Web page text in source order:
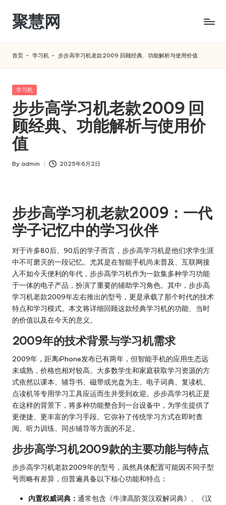
Skip
content
聚慧网
首页 - 学习机 - 步步高学习机老款2009 回顾经典、功能解析与使用价值
Posted
学习机
步步高学习机老款2009 回
顾经典、功能解析与使用价
值
Posted
By admin 2025年6月2日
步步高学习机老款2009：一代
学子记忆中的学习伙伴
对于许多80后、90后的学子而言，步步高学习机是他们求学生涯
中不可磨灭的一段记忆。尤其是在智能手机尚未普及、互联网接
入不如今天便利的年代，步步高学习机作为一款集多种学习功能
于一体的电子产品，扮演了重要的辅助学习角色。其中，步步高
学习机老款2009年左右推出的型号，更是承载了那个时代的技术
特点和学习模式。本文将详细回顾这款经典学习机的功能、当时
的价值以及在今天的意义。
2009年的技术背景与学习机需求
2009年，距离iPhone发布已有两年，但智能手机的应用生态远
未成熟，价格也相对较高。大多数学生和家庭获取学习资源的方
式依然以课本、辅导书、磁带或光盘为主。电子词典、复读机、
点读机等专用学习工具应运而生并受到欢迎。步步高学习机正是
在这样的背景下，将多种功能整合到一台设备中，为学生提供了
更便捷、更丰富的学习手段。它弥补了传统学习方式在即时查
阅、听力训练、同步辅导等方面的不足。
步步高学习机2009款的主要功能与特点
步步高学习机老款2009年的型号，虽然具体配置可能因不同子型
号而略有差异，但普遍具备以下核心功能和特点：
内置权威词典： 通常包含《牛津高阶英汉双解词典》、《汉